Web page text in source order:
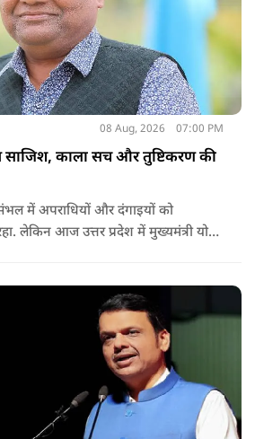
08 Aug, 2026 07:00 PM
साजिश, काला सच और तुष्टिकरण की
में अपराधियों और दंगाइयों को
लेकिन आज उत्तर प्रदेश में मुख्यमंत्री योगी
वह राज्य की शांति और सुरक्षा से खिलवाड़